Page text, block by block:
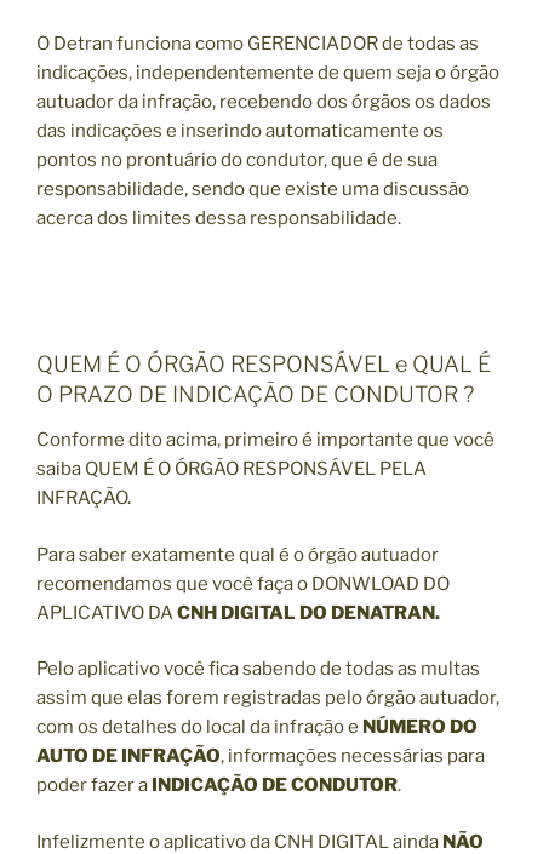
O Detran funciona como GERENCIADOR de todas as
indicações, independentemente de quem seja o órgão
autuador da infração, recebendo dos órgãos os dados
das indicações e inserindo automaticamente os
pontos no prontuário do condutor, que é de sua
responsabilidade, sendo que existe uma discussão
acerca dos limites dessa responsabilidade.
QUEM É O ÓRGÃO RESPONSÁVEL e QUAL É
O PRAZO DE INDICAÇÃO DE CONDUTOR ?
Conforme dito acima, primeiro é importante que você
saiba QUEM É O ÓRGÃO RESPONSÁVEL PELA
INFRAÇÃO.
Para saber exatamente qual é o órgão autuador
recomendamos que você faça o DONWLOAD DO
APLICATIVO DACNH DIGITAL DO DENATRAN.
Pelo aplicativo você fica sabendo de todas as multas
assim que elas forem registradas pelo órgão autuador,
com os detalhes do local da infração e NÚMERO DO
AUTO DE INFRAÇÃO, informações necessárias para
poder fazer a INDICAÇÃO DE CONDUTOR.
Infelizmente o aplicativo da CNH DIGITAL ainda NÃO